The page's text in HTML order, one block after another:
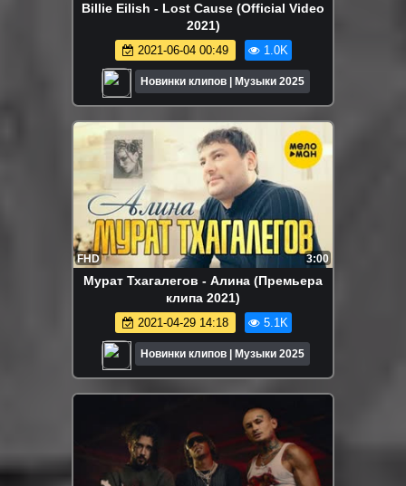
Billie Eilish - Lost Cause (Official Video
2021)
2021-06-04 00:49 1.0K
Новинки клипов | Музыки 2025
FHD 3:00
Мурат Тхагалегов - Алина (Премьера
клипа 2021)
2021-04-29 14:18 5.1K
Новинки клипов | Музыки 2025